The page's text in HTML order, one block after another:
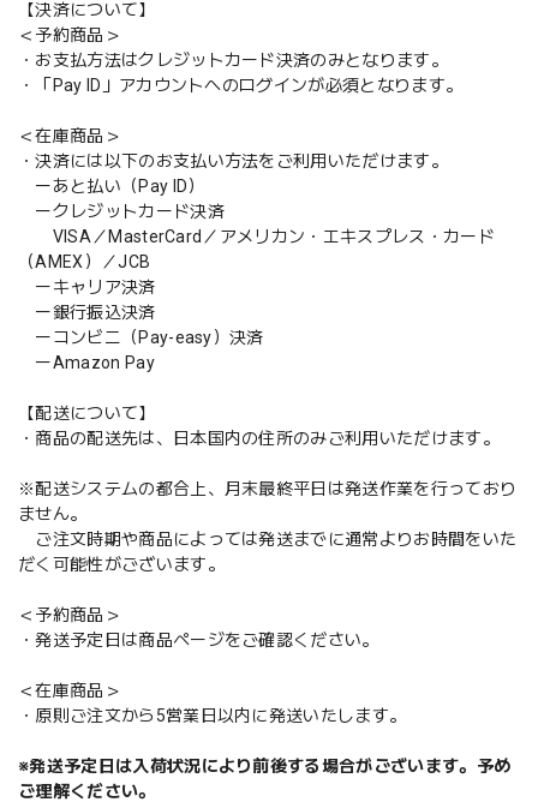
【決済について】
＜予約商品＞
・お支払方法はクレジットカード決済のみとなります。
・「Pay ID」アカウントへのログインが必須となります。
＜在庫商品＞
・決済には以下のお支払い方法をご利用いただけます。
ーあと払い（Pay ID）
ークレジットカード決済
VISA／MasterCard／アメリカン・エキスプレス・カード
（AMEX）／JCB
ーキャリア決済
ー銀行振込決済
ーコンビニ（Pay-easy）決済
ーAmazon Pay
【配送について】
・商品の配送先は、日本国内の住所のみご利用いただけます。
※配送システムの都合上、月末最終平日は発送作業を行っており
ません。
ご注文時期や商品によっては発送までに通常よりお時間をいた
だく可能性がございます。
＜予約商品＞
・発送予定日は商品ページをご確認ください。
＜在庫商品＞
・原則ご注文から5営業日以内に発送いたします。
※発送予定日は入荷状況により前後する場合がございます。予め
ご理解ください。